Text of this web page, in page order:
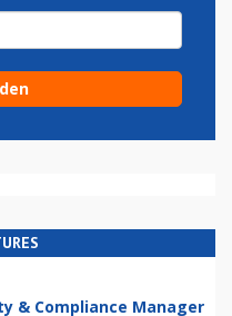
& Compliance Manager